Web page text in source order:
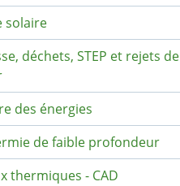
solaire
déchets, STEP et rejets de
des énergies
de faible profondeur
thermiques - CAD